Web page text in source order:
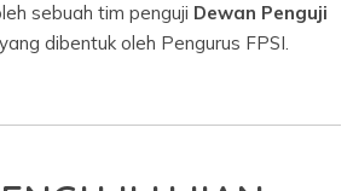
sebuah tim penguji Dewan Penguji
yang dibentuk oleh Pengurus FPSI.